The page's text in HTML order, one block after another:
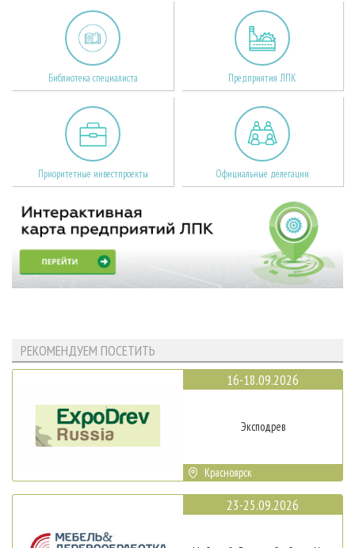
Библиотека специалиста Предприятия ЛПК
Приоритетные инвестпроекты Официальные делегации
РЕКОМЕНДУЕМ ПОСЕТИТЬ
16-18.09.2026
Эксподрев
Красноярск
23-25.09.2026